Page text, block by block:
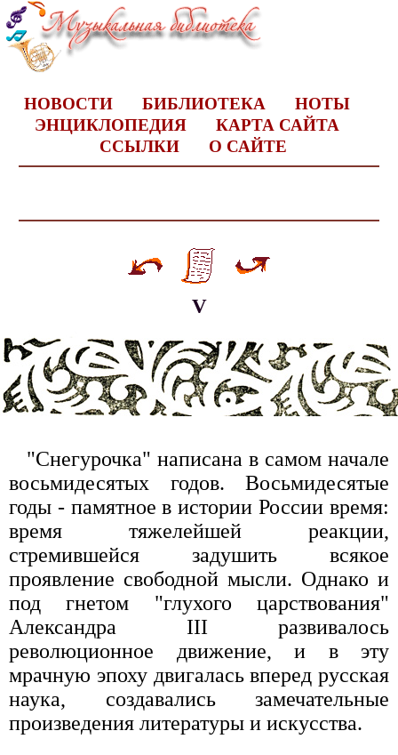
НОВОСТИ БИБЛИОТЕКА
НОТЫ
ЭНЦИКЛОПЕДИЯ
КАРТА САЙТА
ССЫЛКИ
О САЙТЕ
V
"Снегурочка" написана в самом начале
восьмидесятых годов. Восьмидесятые
годы - памятное в истории России время:
время тяжелейшей реакции,
стремившейся задушить всякое
проявление свободной мысли. Однако и
под гнетом "глухого царствования"
Александра III развивалось
революционное движение, и в эту
мрачную эпоху двигалась вперед русская
наука, создавались замечательные
произведения литературы и искусства.